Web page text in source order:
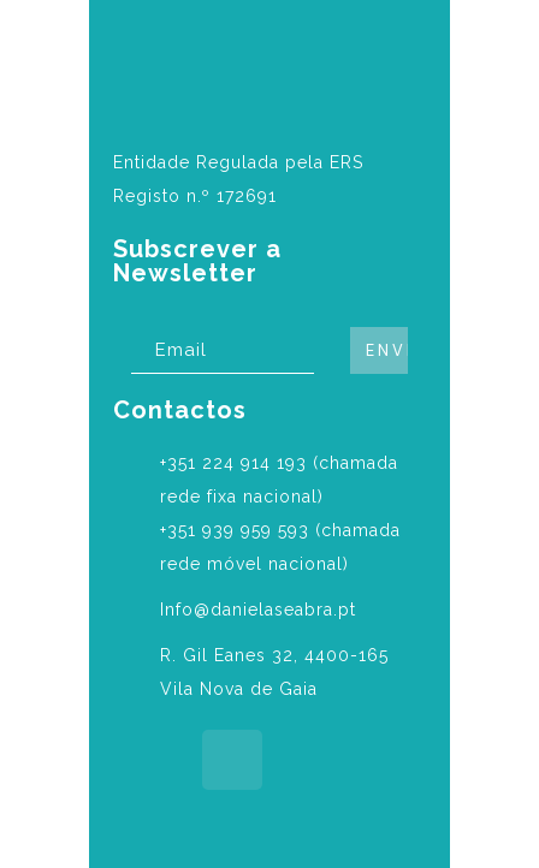
Entidade Regulada pela ERS
Registo n.º 172691
Subscrever a
Newsletter
Contactos
‎+351 224 914 193 (chamada
rede fixa nacional)
+351 939 959 593 (chamada
rede móvel nacional)
Info@danielaseabra.pt
R. Gil Eanes 32, 4400-165
Vila Nova de Gaia